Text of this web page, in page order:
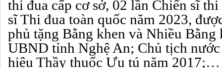
thi đua cấp cơ sở, 02 lần Chiến sĩ
sĩ Thi đua toàn quốc năm 2023,
phủ tặng Bằng khen và Nhiều Bằng
UBND tỉnh Nghệ An; Chủ tịch
hiệu Thầy thuốc Ưu tú năm 2017;…